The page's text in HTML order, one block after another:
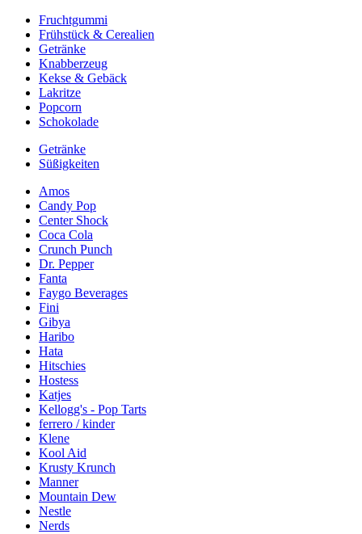
Fruchtgummi
Frühstück & Cerealien
Getränke
Knabberzeug
Kekse & Gebäck
Lakritze
Popcorn
Schokolade
Getränke
Süßigkeiten
Amos
Candy Pop
Center Shock
Coca Cola
Crunch Punch
Dr. Pepper
Fanta
Faygo Beverages
Fini
Gibya
Haribo
Hata
Hitschies
Hostess
Katjes
Kellogg's - Pop Tarts
ferrero / kinder
Klene
Kool Aid
Krusty Krunch
Manner
Mountain Dew
Nestle
Nerds